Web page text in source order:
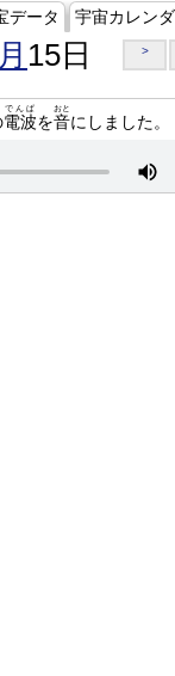
データ 宇宙カレン
15日 >
電波
でんぱ
を音
おと
にしました。